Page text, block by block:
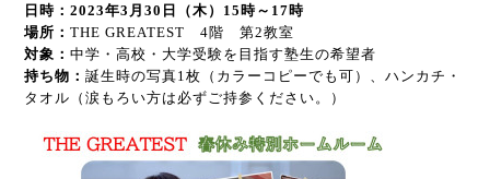
日時：2023年3月30日（木）15時～17時
場所： THE GREATEST 4階 第2教室
対象： 中学・高校・大学受験を目指す塾生の希望者
持ち物： 誕生時の写真1枚（カラーコピーでも可）、ハンカチ・
タオル（涙もろい方は必ずご持参ください。）